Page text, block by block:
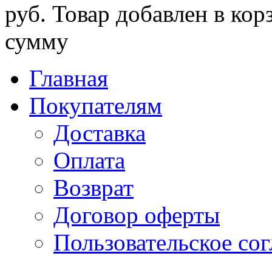
руб. Товар добавлен в
сумму
Главная
Покупателям
Доставка
Оплата
Возврат
Договор оферты
Пользовательское